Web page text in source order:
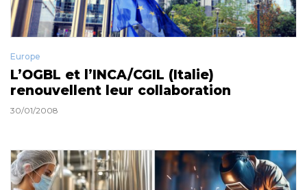
Europe
L’OGBL et l’INCA/CGIL (Italie)
renouvellent leur collaboration
30/01/2008